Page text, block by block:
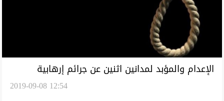
الإعدام والمؤبد لمدانين اثنين عن جرائم إرهابية
2019-09-08 12:54